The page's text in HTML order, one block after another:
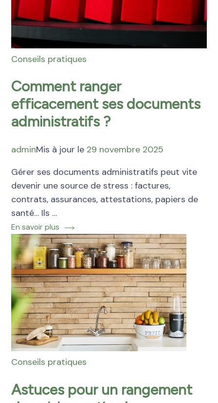
Conseils pratiques
Comment ranger
efficacement ses documents
administratifs ?
adminMis à jour le 29 novembre 2025
Gérer ses documents administratifs peut vite
devenir une source de stress : factures,
contrats, assurances, attestations, papiers de
santé… Ils …
En savoir plus
Conseils pratiques
Astuces pour un rangement